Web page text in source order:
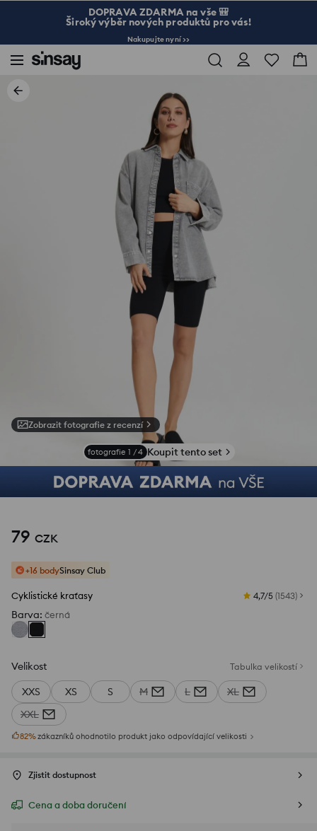
DOPRAVA ZDARMA na vše 🎒
Široký výběr nových produktů pro vás!
Nakupujte nyní >>
Zobrazit fotografie z recenzí
fotografie 1 /4 Koupit tento set
79 CZK
+16 bodySinsay Club
Cyklistické kraťasy 4,7/5 (1543)
Barva: černá
Velikost Tabulka velikostí
XXS XS S M L
XL
XXL
82%zákazníků ohodnotilo produkt jako odpovídající velikosti
Zjistit dostupnost
Cena a doba doručení